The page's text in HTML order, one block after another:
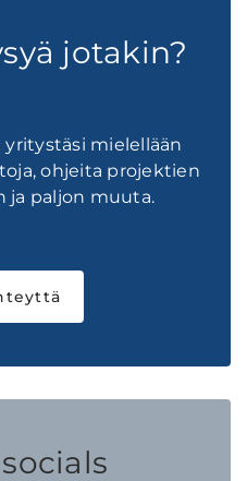
jotakin?
mielellään
ohjeita projektien
ja paljon muuta.